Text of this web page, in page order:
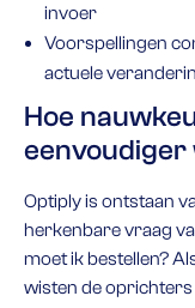
invoer
Voorspellingen
actuele
Hoe
Optiply is ontstaan
herkenbare vraag
moet ik bestellen?
wisten de oprichters